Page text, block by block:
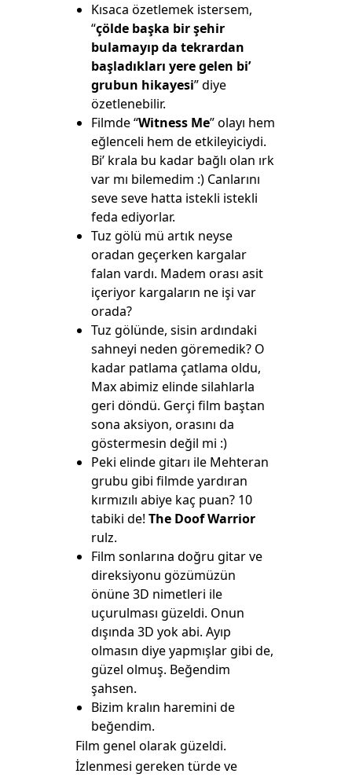
Kısaca özetlemek istersem,
“çölde başka bir şehir
bulamayıp da tekrardan
başladıkları yere gelen bi’
grubun hikayesi” diye
özetlenebilir.
Filmde “Witness Me” olayı hem
eğlenceli hem de etkileyiciydi.
Bi’ krala bu kadar bağlı olan ırk
var mı bilemedim :) Canlarını
seve seve hatta istekli istekli
feda ediyorlar.
Tuz gölü mü artık neyse
oradan geçerken kargalar
falan vardı. Madem orası asit
içeriyor kargaların ne işi var
orada?
Tuz gölünde, sisin ardındaki
sahneyi neden göremedik? O
kadar patlama çatlama oldu,
Max abimiz elinde silahlarla
geri döndü. Gerçi film baştan
sona aksiyon, orasını da
göstermesin değil mi :)
Peki elinde gitarı ile Mehteran
grubu gibi filmde yardıran
kırmızılı abiye kaç puan? 10
tabiki de! The Doof Warrior
rulz.
Film sonlarına doğru gitar ve
direksiyonu gözümüzün
önüne 3D nimetleri ile
uçurulması güzeldi. Onun
dışında 3D yok abi. Ayıp
olmasın diye yapmışlar gibi de,
güzel olmuş. Beğendim
şahsen.
Bizim kralın haremini de
beğendim.
Film genel olarak güzeldi.
İzlenmesi gereken türde ve